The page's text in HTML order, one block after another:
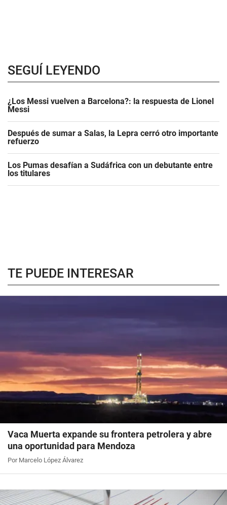
SEGUÍ LEYENDO
¿Los Messi vuelven a Barcelona?: la respuesta de Lionel
Messi
Después de sumar a Salas, la Lepra cerró otro importante
refuerzo
Los Pumas desafían a Sudáfrica con un debutante entre
los titulares
TE PUEDE INTERESAR
Vaca Muerta expande su frontera petrolera y abre
una oportunidad para Mendoza
Por Marcelo López Álvarez